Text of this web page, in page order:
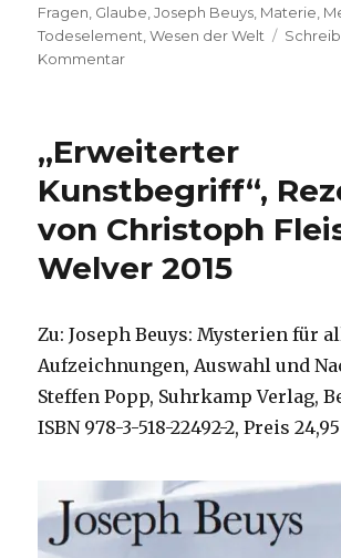
Fragen, Glaube,Joseph Beuys, Materie,
Todeselement,Wesen der Welt
Kommentarzu
Beuys
Glaube
an
die
Christuskraft,
Herzogenrath
2021
„Erweiterter
Kunstbegriff“,
von Christoph
Welver 2015
Zu: Joseph Beuys: Mysterien für
Aufzeichnungen, Auswahl und
Steffen Popp, Suhrkamp Verlag,
ISBN 978-3-518-22492-2, Preis